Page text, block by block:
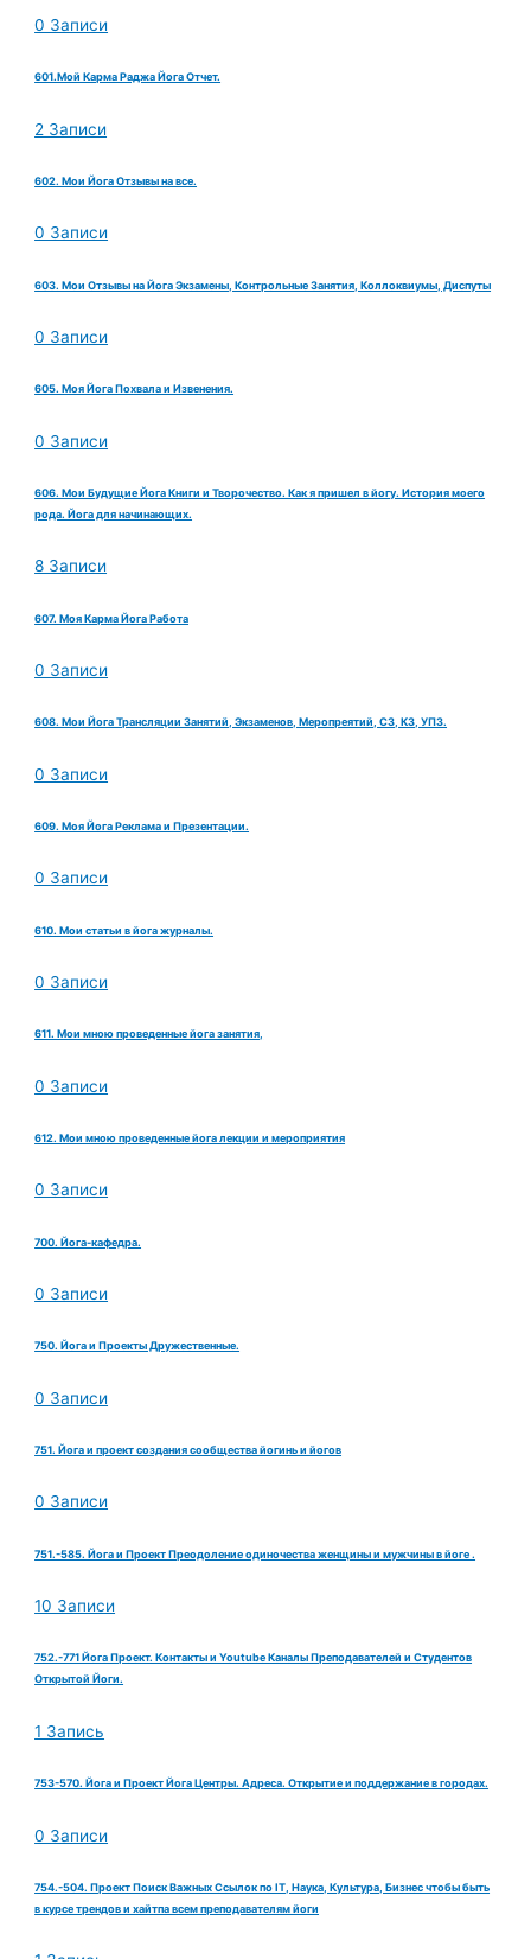
0 Записи
601.Мой Карма Раджа Йога Отчет.
2 Записи
602. Мои Йога Отзывы на все.
0 Записи
603. Мои Отзывы на Йога Экзамены, Контрольные Занятия, Коллоквиумы, Диспуты
0 Записи
605. Моя Йога Похвала и Извенения.
0 Записи
606. Мои Будущие Йога Книги и Творочество. Как я пришел в йогу. История моего
рода. Йога для начинающих.
8 Записи
607. Моя Карма Йога Работа
0 Записи
608. Мои Йога Трансляции Занятий, Экзаменов, Меропреятий, СЗ, КЗ, УПЗ.
0 Записи
609. Моя Йога Реклама и Презентации.
0 Записи
610. Мои статьи в йога журналы.
0 Записи
611. Мои мною проведенные йога занятия,
0 Записи
612. Мои мною проведенные йога лекции и мероприятия
0 Записи
700. Йога-кафедра.
0 Записи
750. Йога и Проекты Дружественные.
0 Записи
751. Йога и проект создания сообщества йогинь и йогов
0 Записи
751.-585. Йога и Проект Преодоление одиночества женщины и мужчины в йоге .
10 Записи
752.-771 Йога Проект. Контакты и Youtube Каналы Преподавателей и Студентов
Открытой Йоги.
1 Запись
753-570. Йога и Проект Йога Центры. Адреса. Открытие и поддержание в городах.
0 Записи
754.-504. Проект Поиск Важных Ссылок по IT, Наука, Культура, Бизнес чтобы быть
в курсе трендов и хайтпа всем преподавателям йоги